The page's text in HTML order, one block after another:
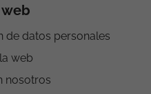
web
de datos personales
web
nosotros